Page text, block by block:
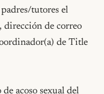
tutores el
dirección de correo
de Title
acoso sexual del